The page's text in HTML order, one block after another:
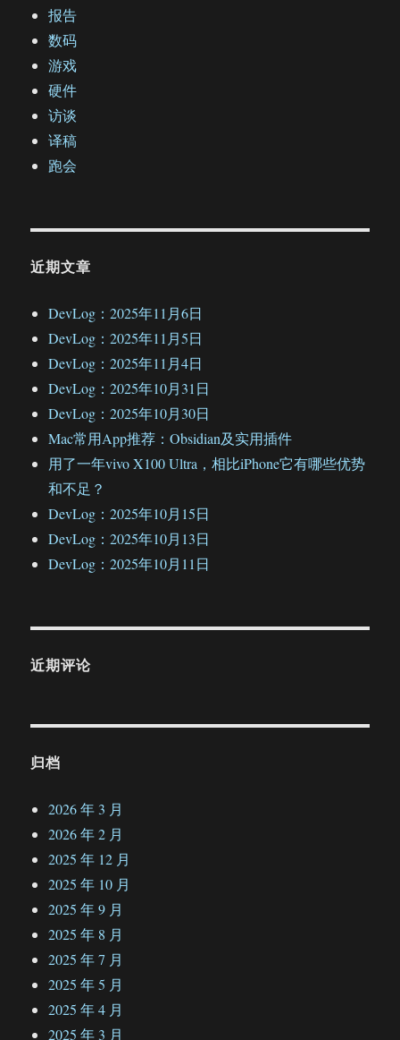
报告
数码
游戏
硬件
访谈
译稿
跑会
近期文章
DevLog：2025年11月6日
DevLog：2025年11月5日
DevLog：2025年11月4日
DevLog：2025年10月31日
DevLog：2025年10月30日
Mac常用App推荐：Obsidian及实用插件
用了一年vivo X100 Ultra，相比iPhone它有哪些优势
和不足？
DevLog：2025年10月15日
DevLog：2025年10月13日
DevLog：2025年10月11日
近期评论
归档
2026 年 3 月
2026 年 2 月
2025 年 12 月
2025 年 10 月
2025 年 9 月
2025 年 8 月
2025 年 7 月
2025 年 5 月
2025 年 4 月
2025 年 3 月